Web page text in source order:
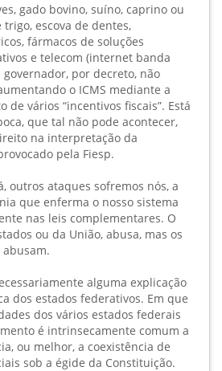
gado bovino, suíno, caprino ou
escova de dentes,
fármacos de soluções
e telecom (internet banda
por decreto, não
o ICMS mediante a
de vários “incentivos fiscais”. Está
que tal não pode acontecer,
na interpretação da
pela Fiesp.
outros ataques sofremos nós, a
que enferma o nosso sistema
nas leis complementares. O
ou da União, abusa, mas os
alguma explicação
dos estados federativos. Em que
dos vários estados federais
é intrinsecamente comum a
ou melhor, a coexistência de
sob a égide da Constituição.